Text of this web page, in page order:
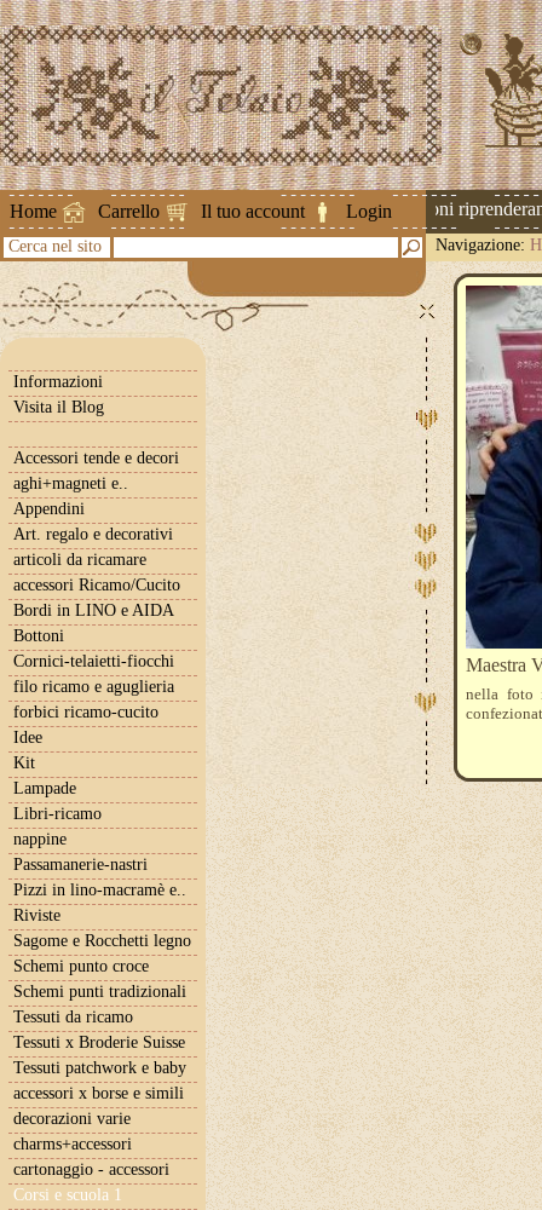
Home Carrello Il tuo account Login
Attenzione ! Le spedizioni
Cerca nel sito Navigazione:
Informazioni
Visita il Blog
Accessori tende e decori
aghi+magneti e..
Appendini
Art. regalo e decorativi
articoli da ricamare
accessori Ricamo/Cucito
Bordi in LINO e AIDA
Bottoni
Cornici-telaietti-fiocchi
filo ricamo e aguglieria
forbici ricamo-cucito
Idee
Kit
Lampade
Libri-ricamo
nappine
Passamanerie-nastri
Pizzi in lino-macramè e..
Riviste
Sagome e Rocchetti legno
Schemi punto croce
Schemi punti tradizionali
Tessuti da ricamo
Tessuti x Broderie Suisse
Tessuti patchwork e baby
accessori x borse e simili
decorazioni varie
charms+accessori
cartonaggio - accessori
Corsi e scuola 1
Maestra
nella foto